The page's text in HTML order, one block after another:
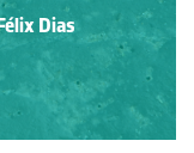
Dias